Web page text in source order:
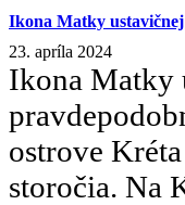
Ikona Matky
23. apríla 2024
Ikona Matky
ostrove
storočia. Na